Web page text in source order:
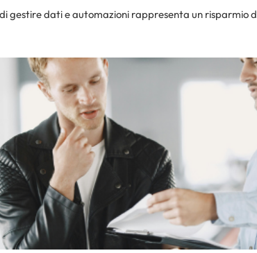
gestire dati e automazioni rappresenta un risparmio